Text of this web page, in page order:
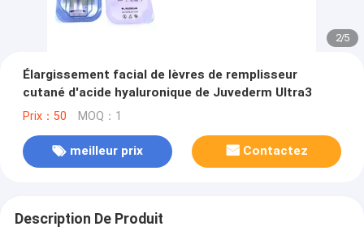
2/5
Élargissement facial de lèvres de remplisseur
cutané d'acide hyaluronique de Juvederm Ultra3
Prix：50 MOQ：1
meilleur prix Contactez
Description De Produit